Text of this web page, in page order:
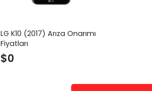
LG K10 (2017) Arıza Onarımı
Fiyatları
$0